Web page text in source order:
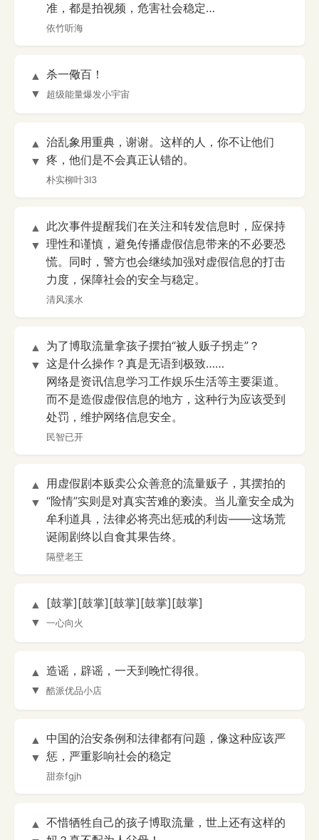
准，都是拍视频，危害社会稳定…
依竹听海
▲
▼
杀一儆百！
超级能量爆发小宇宙
▲
▼
治乱象用重典，谢谢。这样的人，你不让他们
疼，他们是不会真正认错的。
朴实柳叶3I3
▲
▼
此次事件提醒我们在关注和转发信息时，应保持
理性和谨慎，避免传播虚假信息带来的不必要恐
慌。同时，警方也会继续加强对虚假信息的打击
力度，保障社会的安全与稳定。
清风溪水
▲
▼
为了博取流量拿孩子摆拍“被人贩子拐走”？
这是什么操作？真是无语到极致……
网络是资讯信息学习工作娱乐生活等主要渠道。
而不是造假虚假信息的地方，这种行为应该受到
处罚，维护网络信息安全。
民智已开
▲
▼
用虚假剧本贩卖公众善意的流量贩子，其摆拍的
“险情”实则是对真实苦难的亵渎。当儿童安全成为
牟利道具，法律必将亮出惩戒的利齿——这场荒
诞闹剧终以自食其果告终。
隔壁老王
▲
▼
[鼓掌][鼓掌][鼓掌][鼓掌][鼓掌]
一心向火
▲
▼
造谣，辟谣，一天到晚忙得很。
酷派优品小店
▲
▼
中国的治安条例和法律都有问题，像这种应该严
惩，严重影响社会的稳定
甜奈fgjh
▲
不惜牺牲自己的孩子博取流量，世上还有这样的